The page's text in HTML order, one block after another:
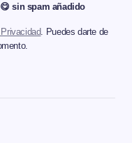
sin spam añadido
. Puedes darte de